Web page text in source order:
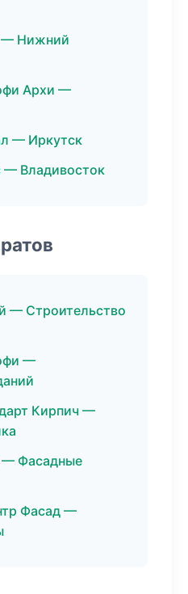
— Нижний
Архи —
— Иркутск
Владивосток
— Строительство
—
Кирпич —
Фасадные
Фасад —